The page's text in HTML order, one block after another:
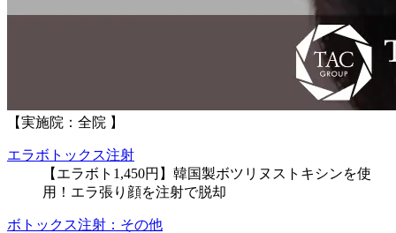
【実施院：全院 】
エラボトックス注射
【エラボト1,450円】韓国製ボツリヌストキシンを使
用！エラ張り顔を注射で脱却
ボトックス注射：その他